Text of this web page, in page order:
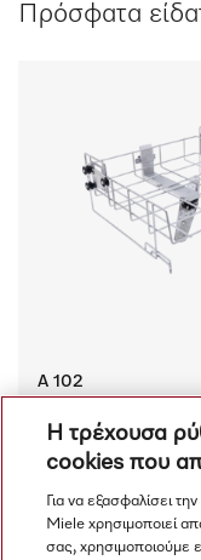
Πρόσφατα
A 102
βέλτιστη φόρτωση
€ 465.00
Σύγκριση
Η τρέχουσα
cookies που
Για να εξασφαλίσει
Miele χρησιμοποιεί
σας, χρησιμοποιούμε